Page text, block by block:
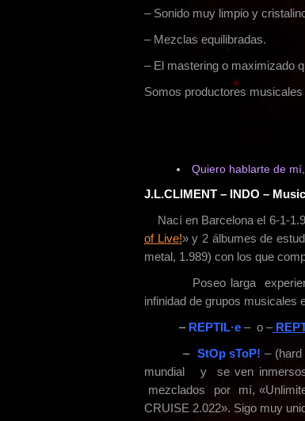
– Sonido muy limpio y
– Mezclas equilibradas.
– El mastering o maximizado
Somos productores
Quiero hablarte de
J.L.CLIMENT – INDO –
Nací en Barcelona el 6-1-
of Live!» y 2 álbumes de
metal, 1.989) con los que
Poseo larga
infinidad de grupos musicales
– REPTIL·e – o –
– StOp sToP! –
mundial y se ven inmersos
mezclados por mí,
CRUISE 2.022». Sigo muy